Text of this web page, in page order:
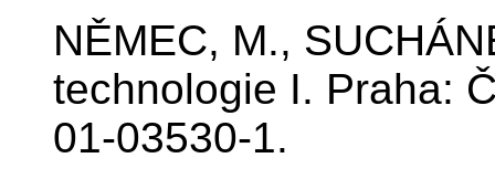
NĚMEC, M.,
technologie I. Praha:
01-03530-1.